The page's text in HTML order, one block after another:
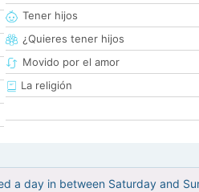
Tener hijos
¿Quieres tener hijos
Movido por el amor
La religión
a day in between Saturday and